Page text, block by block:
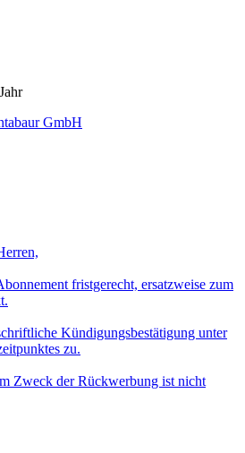
GmbH
fristgerecht, ersatzweise zum
Kündigungsbestätigung unter
zu.
Zweck der Rückwerbung ist nicht